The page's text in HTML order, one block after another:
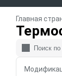
Главная